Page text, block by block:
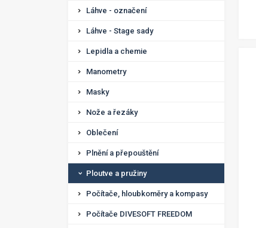
Láhve - označení
Láhve - Stage sady
Lepidla a chemie
Manometry
Masky
Nože a řezáky
Oblečení
Plnění a přepouštění
Ploutve a pružiny
Počítače, hloubkoměry a kompasy
Počítače DIVESOFT FREEDOM